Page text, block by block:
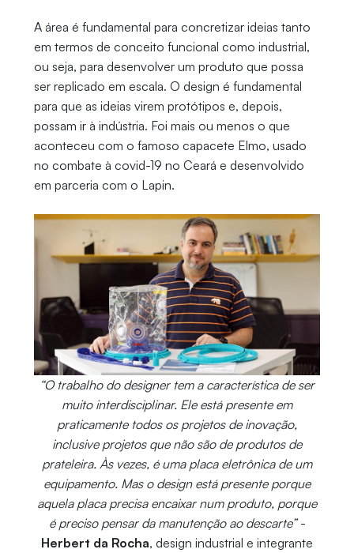
A área é fundamental para concretizar ideias tanto
em termos de conceito funcional como industrial,
ou seja, para desenvolver um produto que possa
ser replicado em escala. O design é fundamental
para que as ideias virem protótipos e, depois,
possam ir à indústria. Foi mais ou menos o que
aconteceu com o famoso capacete Elmo, usado
no combate à covid-19 no Ceará e desenvolvido
em parceria com o Lapin.
“O trabalho do designer tem a característica de ser
muito interdisciplinar. Ele está presente em
praticamente todos os projetos de inovação,
inclusive projetos que não são de produtos de
prateleira. Às vezes, é uma placa eletrônica de um
equipamento. Mas o design está presente porque
aquela placa precisa encaixar num produto, porque
é preciso pensar da manutenção ao descarte”-
Herbert da Rocha, design industrial e integrante